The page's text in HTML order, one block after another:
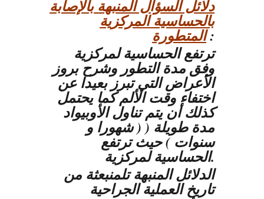
دلائل السؤال المنبهة بالإصابة
بالحساسية المركزية
المتطورة:
ترتفع الحساسية لمركزية
وفق مدة التطور وشرح بروز
الأعراض التي تبرز بعيدا عن
اختفاء وقت الألم كما يحتمل
كذلك أن يتم تناول الأوبيواد
مدة طويلة ( ( شهورا و
سنوات ) حيث ترتفع
الحساسية لمركزية.
الدلائل المنبهة تلمنبعثة من
تاريخ العملية الجراحية